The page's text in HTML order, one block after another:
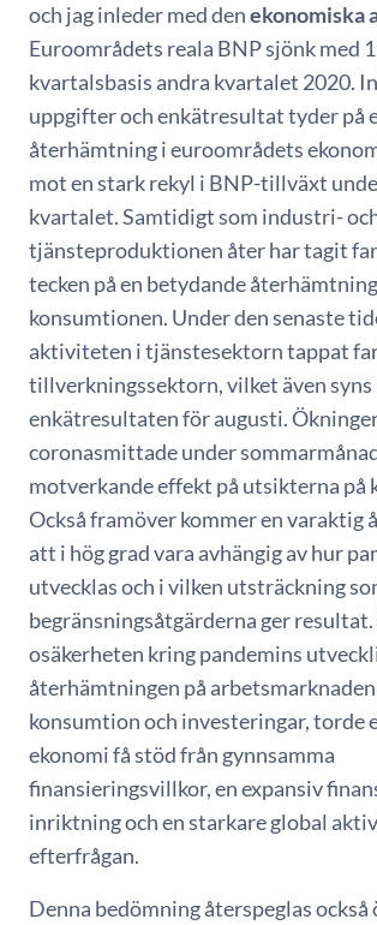
och jag inleder med denekonomiska
Euroområdets reala BNP sjönk med
kvartalsbasis andra kvartalet 2020.
uppgifter och enkätresultat tyder på
återhämtning i euroområdets
mot en stark rekyl i BNP-tillväxt
kvartalet. Samtidigt som industri-
tjänsteproduktionen åter har tagit
tecken på en betydande
konsumtionen. Under den senaste
aktiviteten i tjänstesektorn tappat
tillverkningssektorn, vilket även syns
enkätresultaten för augusti.
coronasmittade under
motverkande effekt på utsikterna på
Också framöver kommer en varaktig
att i hög grad vara avhängig av hur
utvecklas och i vilken utsträckning
begränsningsåtgärderna ger resultat.
osäkerheten kring pandemins
återhämtningen på
konsumtion och investeringar, torde
ekonomi få stöd från gynnsamma
finansieringsvillkor, en expansiv
inriktning och en starkare global
efterfrågan.
Denna bedömning återspeglas också